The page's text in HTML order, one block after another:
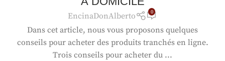
EncinaDonAlberto 0
Dans cet article, nous vous proposons quelques
conseils pour acheter des produits tranchés en ligne.
Trois conseils pour acheter du ...